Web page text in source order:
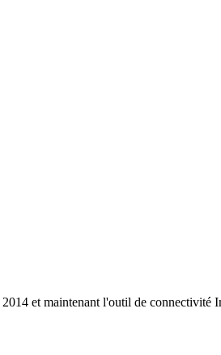
et maintenant l'outil de connectivité